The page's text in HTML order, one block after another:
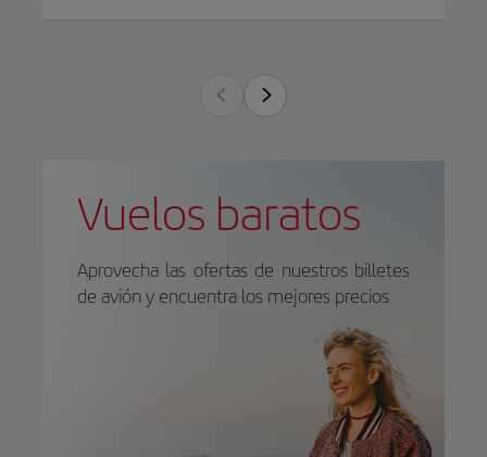
Vuelos baratos
Aprovecha las ofertas de nuestros billetes
de avión y encuentra los mejores precios